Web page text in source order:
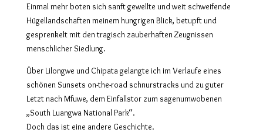
Einmal mehr boten sich sanft gewellte und weit schweifende
Hügellandschaften meinem hungrigen Blick, betupft und
gesprenkelt mit den tragisch zauberhaften Zeugnissen
menschlicher Siedlung.
Über Lilongwe und Chipata gelangte ich im Verlaufe eines
schönen Sunsets on-the-road schnurstracks und zu guter
Letzt nach Mfuwe, dem Einfallstor zum sagenumwobenen
„South Luangwa National Park“.
Doch das ist eine andere Geschichte.